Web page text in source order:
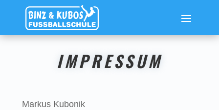
IMPRESSUM
Markus Kubonik